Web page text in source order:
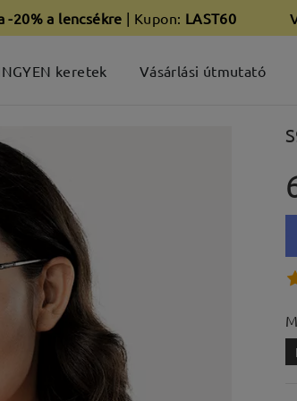
-20% a lencsékre | Kupon: LAST60
keretek Vásárlási útmutató